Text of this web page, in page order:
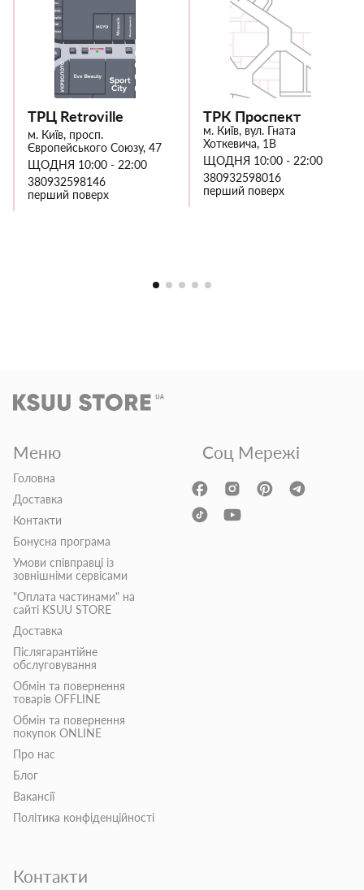
ТРЦ Retroville
м. Київ, просп.
Європейського Союзу, 47
ЩОДНЯ 10:00 - 22:00
380932598146
перший поверх
ТРК Проспект
м. Київ, вул. Гната
Хоткевича, 1В
ЩОДНЯ 10:00 - 22:00
380932598016
перший поверх
Меню
Головна
Доставка
Контакти
Бонусна програма
Умови співправці із
зовнішніми сервісами
"Оплата частинами" на
сайті KSUU STORE
Доставка
Післягарантійне
обслуговування
Обмін та повернення
товарів OFFLINE
Обмін та повернення
покупок ONLINE
Про нас
Блог
Вакансії
Політика конфіденційності
Контакти
Соц Мережі